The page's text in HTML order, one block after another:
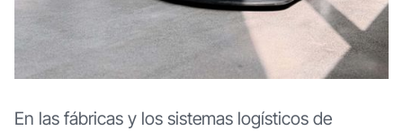
En las fábricas y los sistemas logísticos de